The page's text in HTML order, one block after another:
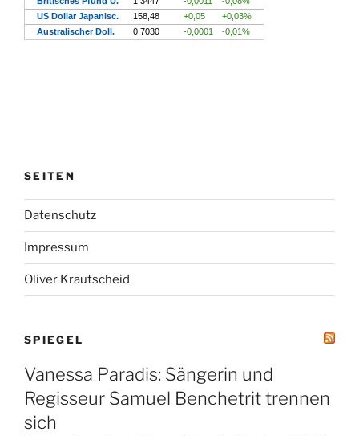
SEITEN
Datenschutz
Impressum
Oliver Krautscheid
SPIEGEL
Vanessa Paradis: Sängerin und
Regisseur Samuel Benchetrit trennen
sich